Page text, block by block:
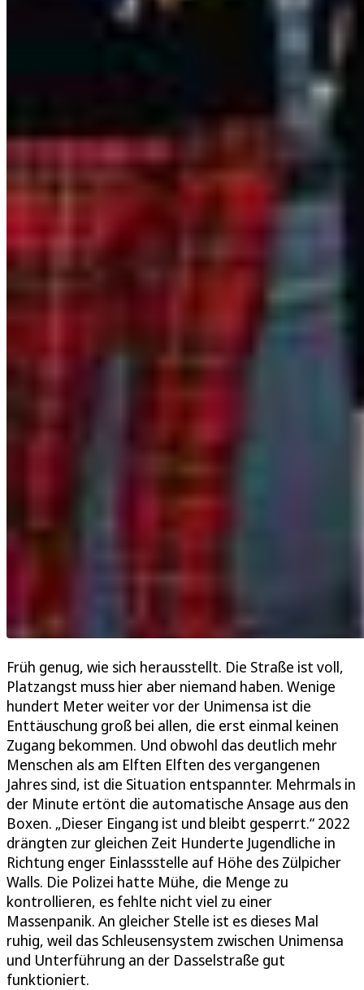
Früh genug, wie sich herausstellt. Die Straße ist voll,
Platzangst muss hier aber niemand haben. Wenige
hundert Meter weiter vor der Unimensa ist die
Enttäuschung groß bei allen, die erst einmal keinen
Zugang bekommen. Und obwohl das deutlich mehr
Menschen als am Elften Elften des vergangenen
Jahres sind, ist die Situation entspannter. Mehrmals in
der Minute ertönt die automatische Ansage aus den
Boxen. „Dieser Eingang ist und bleibt gesperrt.“ 2022
drängten zur gleichen Zeit Hunderte Jugendliche in
Richtung enger Einlassstelle auf Höhe des Zülpicher
Walls. Die Polizei hatte Mühe, die Menge zu
kontrollieren, es fehlte nicht viel zu einer
Massenpanik. An gleicher Stelle ist es dieses Mal
ruhig, weil das Schleusensystem zwischen Unimensa
und Unterführung an der Dasselstraße gut
funktioniert.